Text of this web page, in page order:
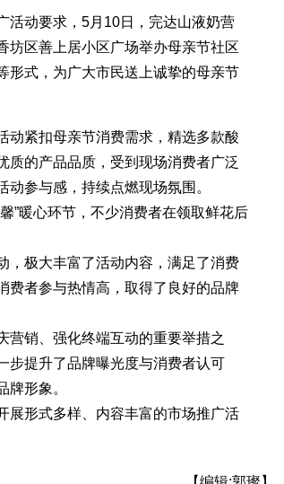
动要求，5月10日，完达山液奶营
坊区善上居小区广场举办母亲节社区
形式，为广大市民送上诚挚的母亲节
紧扣母亲节消费需求，精选多款酸
质的产品品质，受到现场消费者广泛
参与感，持续点燃现场氛围。
暖心环节，不少消费者在领取鲜花后
极大丰富了活动内容，满足了消费
费者参与热情高，取得了良好的品牌
销、强化终端互动的重要举措之
步提升了品牌曝光度与消费者认可
牌形象。
形式多样、内容丰富的市场推广活